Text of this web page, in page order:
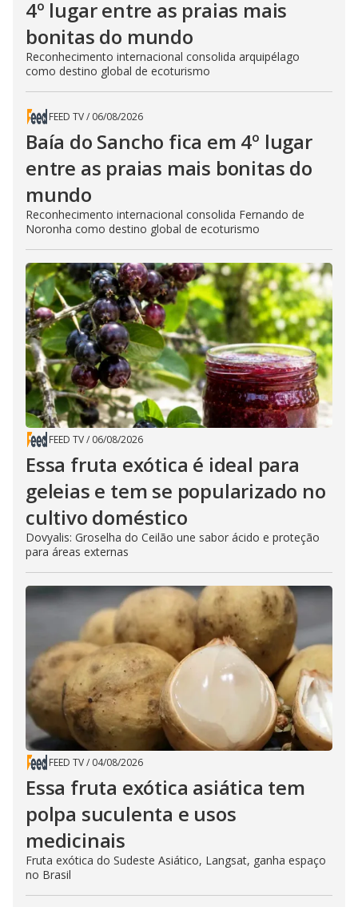
4º lugar entre as praias mais
bonitas do mundo
Reconhecimento internacional consolida arquipélago
como destino global de ecoturismo
FEED TV/ 06/08/2026
Baía do Sancho fica em 4º lugar
entre as praias mais bonitas do
mundo
Reconhecimento internacional consolida Fernando de
Noronha como destino global de ecoturismo
FEED TV/ 06/08/2026
Essa fruta exótica é ideal para
geleias e tem se popularizado no
cultivo doméstico
Dovyalis: Groselha do Ceilão une sabor ácido e proteção
para áreas externas
FEED TV/ 04/08/2026
Essa fruta exótica asiática tem
polpa suculenta e usos
medicinais
Fruta exótica do Sudeste Asiático, Langsat, ganha espaço
no Brasil